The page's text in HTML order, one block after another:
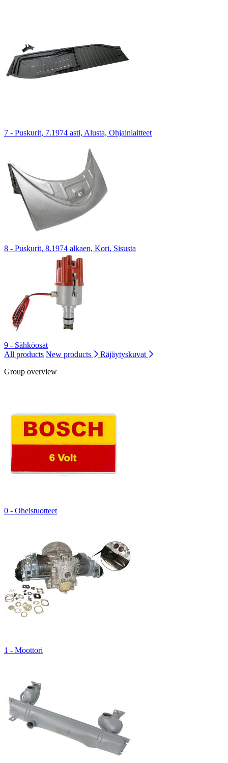
7 - Puskurit, 7.1974 asti, Alusta, Ohjainlaitteet
8 - Puskurit, 8.1974 alkaen, Kori, Sisusta
9 - Sähköosat
All products New products
Räjäytyskuvat
Group overview
0 - Oheistuotteet
1 - Moottori